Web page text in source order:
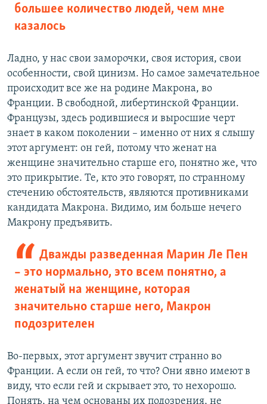
большее количество людей, чем мне
казалось
Ладно, у нас свои заморочки, своя история, свои
особенности, свой цинизм. Но самое замечательное
происходит все же на родине Макрона, во
Франции. В свободной, либертинской Франции.
Французы, здесь родившиеся и выросшие черт
знает в каком поколении – именно от них я слышу
этот аргумент: он гей, потому что женат на
женщине значительно старше его, понятно же, что
это прикрытие. Те, кто это говорят, по странному
стечению обстоятельств, являются противниками
кандидата Макрона. Видимо, им больше нечего
Макрону предъявить.
Дважды разведенная Марин Ле Пен
– это нормально, это всем понятно, а
женатый на женщине, которая
значительно старше него, Макрон
подозрителен
Во-первых, этот аргумент звучит странно во
Франции. А если он гей, то что? Они явно имеют в
виду, что если гей и скрывает это, то нехорошо.
Понять, на чем основаны их подозрения, не